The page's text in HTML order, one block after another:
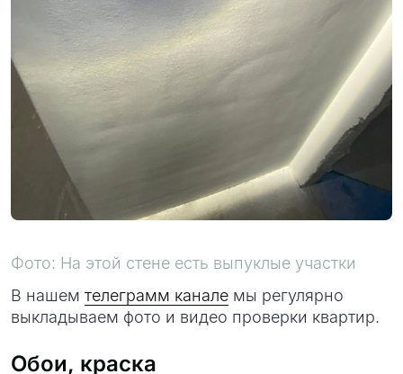
Фото: На этой стене есть выпуклые участки
В нашем телеграмм канале мы регулярно
выкладываем фото и видео проверки квартир.
Обои, краска